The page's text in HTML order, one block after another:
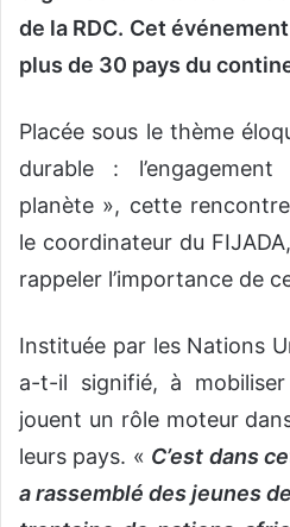
de la RDC. Cet
plus de 30 pays du
Placée sous le thème
durable :
planète », cette
le coordinateur du
rappeler l’importance de
Instituée par les Nations
a-t-il signifié, à
jouent un rôle moteur
leurs pays. « C’est dans
a rassemblé des jeunes